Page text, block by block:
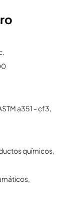
a351 - cf3,
químicos,